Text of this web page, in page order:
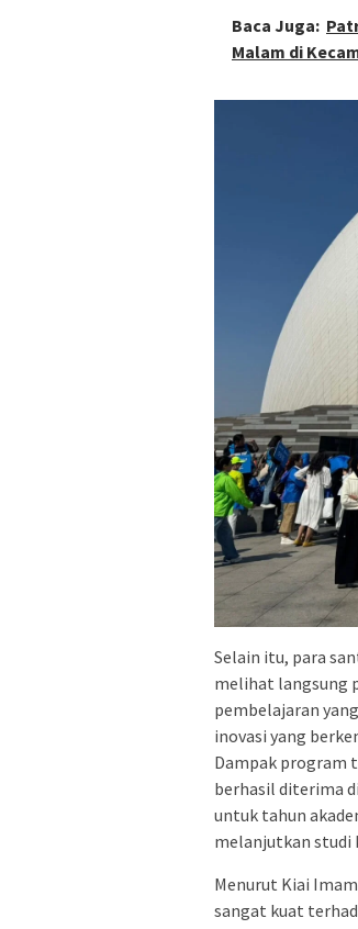
Baca Juga:
Malam di
Selain itu, para
melihat langsung
pembelajaran
inovasi yang
Dampak program
berhasil diterima
untuk tahun
melanjutkan studi
Menurut Kiai
sangat kuat